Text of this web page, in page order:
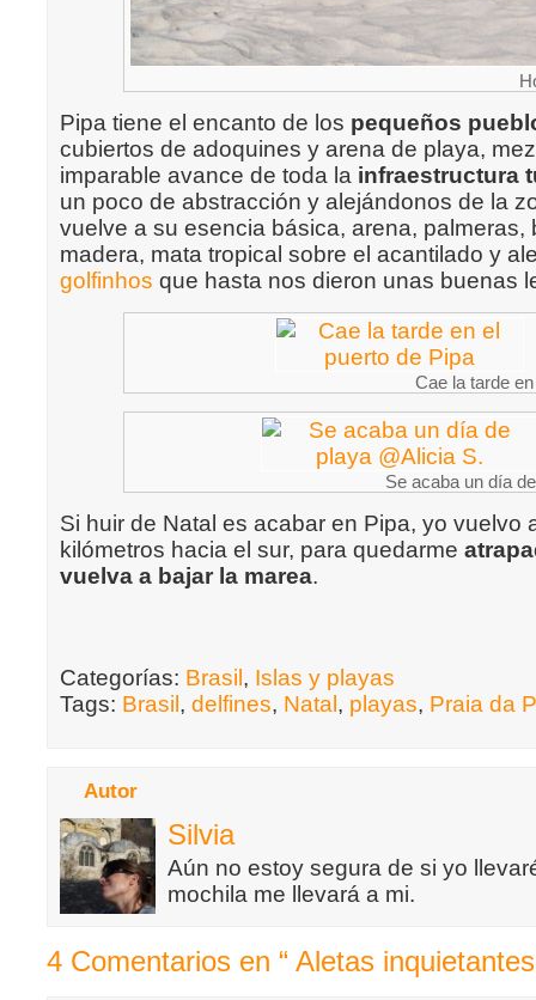
Pipa tiene el encanto de los pequeños
cubiertos de adoquines y arena de playa,
imparable avance de toda la infraestructura
un poco de abstracción y alejándonos de la
vuelve a su esencia básica, arena, palmeras,
madera, mata tropical sobre el acantilado y
golfinhos que hasta nos dieron unas buenas
Cae la tarde
Se acaba un día
Si huir de Natal es acabar en Pipa, yo vuelvo
kilómetros hacia el sur, para quedarme
vuelva a bajar la marea.
Categorías: Brasil , Islas y playas
Tags: Brasil , delfines, Natal , playas, Praia da
Autor
Silvia
Aún no estoy segura de si yo
mochila me llevará a mi.
4 Comentarios en “ Aletas